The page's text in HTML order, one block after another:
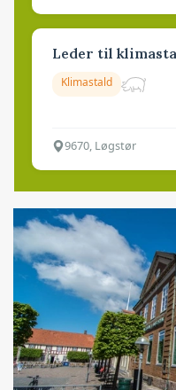
Leder til
Klimastald
9670, Løgstør